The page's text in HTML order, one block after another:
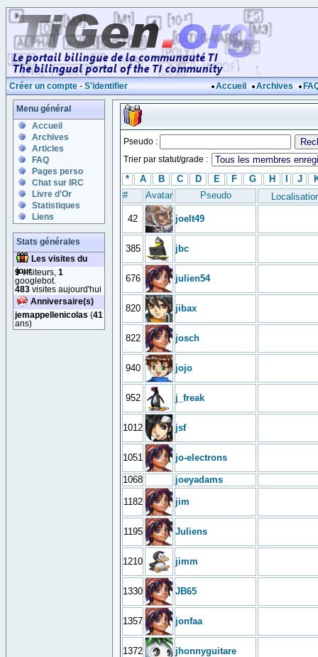
Créer un compte - S'identifier Accueil Archives
Menu général
Accueil
Archives
Articles
FAQ
Pages perso
Chat sur IRC
Livre d'Or
Statistiques
Liens
Stats générales
Les visites du
jour
9visiteurs, 1
googlebot.
483 visites aujourd'hui
Anniversaire(s)
jemappellenicolas (41
ans)
Pseudo :
Trier par statut/grade :
* A B C D E F G H J
#
Avatar Pseudo
42 joelt49
385 jbc
676 julien54
820 jibax
822 josch
940 jojo
952 j_freak
1012 jsf
1051 jo-electrons
1068 joeyadams
1182 jim
1195 Juliens
1210 jimm
1330 JB65
1357 jonfaa
1372 jhonnyguitare